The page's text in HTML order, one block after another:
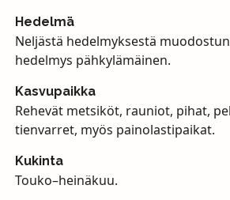
Hedelmä
Neljästä hedelmyksestä
hedelmys pähkylämäinen.
Kasvupaikka
Rehevät metsiköt, rauniot, pihat,
tienvarret, myös painolastipaikat.
Kukinta
Touko–heinäkuu.